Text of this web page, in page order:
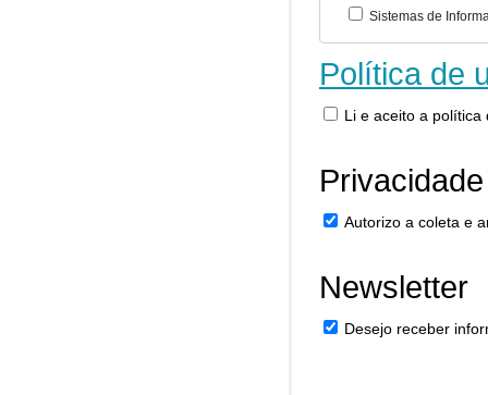
Sistemas de
Política de
Li e aceito a política
Autorizo a coleta e
Newsletter
Desejo receber